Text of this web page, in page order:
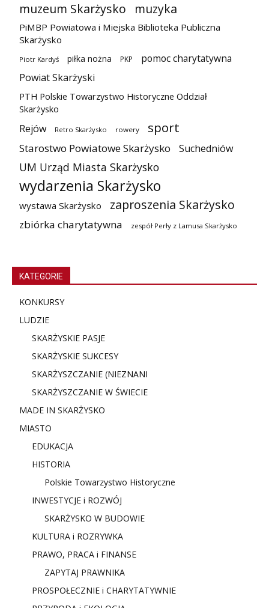
muzeum Skarżysko
muzyka
PiMBP Powiatowa i Miejska Biblioteka Publiczna
Skarżysko
Piotr Kardyś piłka nożna PKP
pomoc charytatywna
Powiat Skarżyski
PTH Polskie Towarzystwo Historyczne Oddział
Skarżysko
Rejów Retro Skarżysko rowery sport
Starostwo Powiatowe Skarżysko Suchedniów
UM Urząd Miasta Skarżysko
wydarzenia Skarżysko
wystawa Skarżysko zaproszenia Skarżysko
zbiórka charytatywna zespół Perły z Lamusa Skarżysko
KATEGORIE
KONKURSY
LUDZIE
SKARŻYSKIE PASJE
SKARŻYSKIE SUKCESY
SKARŻYSZCZANIE (NIEZNANI
SKARŻYSZCZANIE W ŚWIECIE
MADE IN SKARŻYSKO
MIASTO
EDUKACJA
HISTORIA
Polskie Towarzystwo Historyczne
INWESTYCJE i ROZWÓJ
SKARŻYSKO W BUDOWIE
KULTURA i ROZRYWKA
PRAWO, PRACA i FINANSE
ZAPYTAJ PRAWNIKA
PROSPOŁECZNIE i CHARYTATYWNIE